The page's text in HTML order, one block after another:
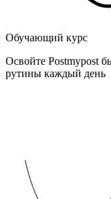
Обучающий курс
Освойте Postmypost
рутины каждый день